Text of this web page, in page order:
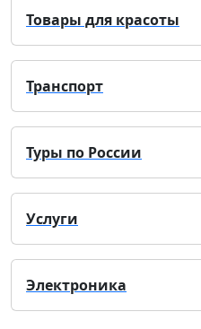
Товары для красоты
Транспорт
Туры по России
Услуги
Электроника